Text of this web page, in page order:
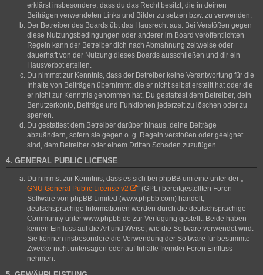
erklärst insbesondere, dass du das Recht besitzt, die in deinen
Beiträgen verwendeten Links und Bilder zu setzen bzw. zu verwenden.
Der Betreiber des Boards übt das Hausrecht aus. Bei Verstößen gegen
diese Nutzungsbedingungen oder anderer im Board veröffentlichten
Regeln kann der Betreiber dich nach Abmahnung zeitweise oder
dauerhaft von der Nutzung dieses Boards ausschließen und dir ein
Hausverbot erteilen.
Du nimmst zur Kenntnis, dass der Betreiber keine Verantwortung für die
Inhalte von Beiträgen übernimmt, die er nicht selbst erstellt hat oder die
er nicht zur Kenntnis genommen hat. Du gestattest dem Betreiber, dein
Benutzerkonto, Beiträge und Funktionen jederzeit zu löschen oder zu
sperren.
Du gestattest dem Betreiber darüber hinaus, deine Beiträge
abzuändern, sofern sie gegen o. g. Regeln verstoßen oder geeignet
sind, dem Betreiber oder einem Dritten Schaden zuzufügen.
4. GENERAL PUBLIC LICENSE
Du nimmst zur Kenntnis, dass es sich bei phpBB um eine unter der „
GNU General Public License v2
“ (GPL) bereitgestellten Foren-
Software von phpBB Limited (www.phpbb.com) handelt;
deutschsprachige Informationen werden durch die deutschsprachige
Community unter www.phpbb.de zur Verfügung gestellt. Beide haben
keinen Einfluss auf die Art und Weise, wie die Software verwendet wird.
Sie können insbesondere die Verwendung der Software für bestimmte
Zwecke nicht untersagen oder auf Inhalte fremder Foren Einfluss
nehmen.